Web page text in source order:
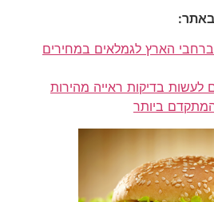
ברחבי הארץ לגמלאים במחירים
לעשות בדיקות ראייה מהירות
המתקדם ביותר